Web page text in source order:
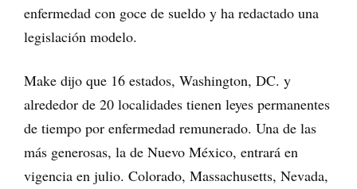
enfermedad con goce de sueldo y ha redactado una
legislación modelo.
Make dijo que 16 estados, Washington, DC. y
alrededor de 20 localidades tienen leyes permanentes
de tiempo por enfermedad remunerado. Una de las
más generosas, la de Nuevo México, entrará en
vigencia en julio. Colorado, Massachusetts, Nevada,